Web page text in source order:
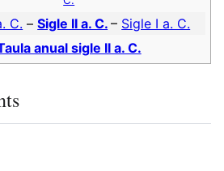
C. –Sigle II a. C. – Sigle I a. C.
anual sigle II a. C.